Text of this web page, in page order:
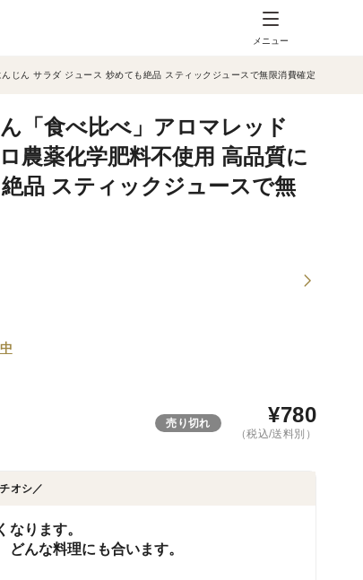
メニュー
じん サラダ ジュース 炒めても絶品 スティックジュースで無限消費確定！
「食べ比べ」アロマレッド
農薬化学肥料不使用 高品質に
品 スティックジュースで無
売り切れ ¥780
（税込/送料別）
オシ／
ります。
んな料理にも合います。